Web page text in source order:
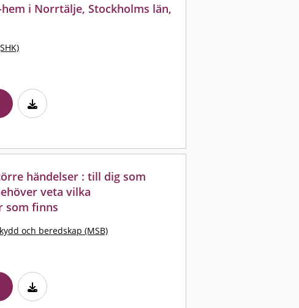
hem i Norrtälje, Stockholms län,
händelser : till dig som
veta vilka
som finns
och beredskap (MSB)